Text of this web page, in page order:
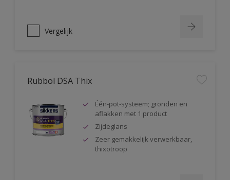
Vergelijk
Rubbol DSA Thix
Één-pot-systeem; gronden en
aflakken met 1 product
Zijdeglans
Zeer gemakkelijk verwerkbaar,
thixotroop